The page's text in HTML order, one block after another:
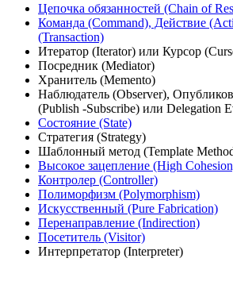
Цепочка обязанностей (Chain of
Команда (Command), Действие
(Transaction)
Итератор (Iterator) или Курсор
Посредник (Mediator)
Хранитель (Memento)
Наблюдатель (Observer),
(Publish -Subscribe) или Delegation
Состояние (State)
Стратегия (Strategy)
Шаблонный метод (Template
Высокое зацепление (High
Контролер (Controller)
Полиморфизм (Polymorphism)
Искусственный (Pure Fabrication)
Перенаправление (Indirection)
Посетитель (Visitor)
Интерпретатор (Interpreter)